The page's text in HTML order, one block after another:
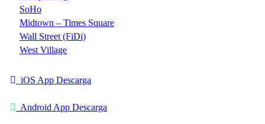
SoHo
Midtown – Times Square
Wall Street (FiDi)
West Village
iOS App Descarga
Android App Descarga